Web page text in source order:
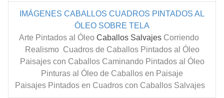
IMÁGENES CABALLOS CUADROS PINTADOS AL
ÓLEO SOBRE TELA
Arte Pintados al Óleo Caballos Salvajes Corriendo
Realismo Cuadros de Caballos Pintados al Óleo
Paisajes con Caballos Caminando Pintados al Óleo
Pinturas al Óleo de Caballos en Paisaje
Paisajes Pintados en Cuadros con Caballos Salvajes